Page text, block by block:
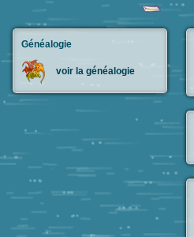
Généalogie
voir la généalogie